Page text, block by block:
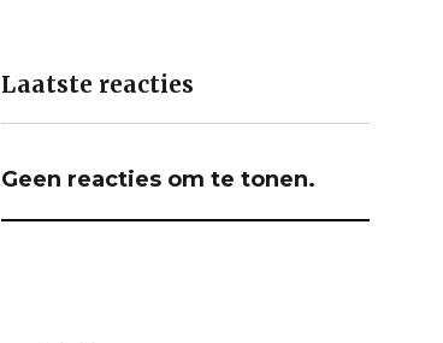
Laatste reacties
Geen reacties om te tonen.